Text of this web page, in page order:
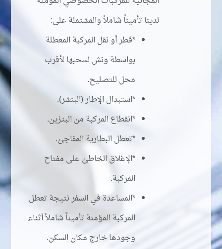
لدينا تأميناً شاملاً والمشتملة على:
*قطر أو نقل المركبة المعطلة
بواسطة ونش لسحبها لأقرب
محل للتصليح.
*استبدال الإطار (البنشر).
*انقطاع المركبة من البنـزين.
*تعطل البطارية المفاجئ.
*الإغلاق الخاطئ على مفتاح
المركبة.
*المساعدة في السفر نتيجة تعطل
المركبة المؤمنة تأميناً شاملاً أثناء
وجودها خارج مكان السكن.